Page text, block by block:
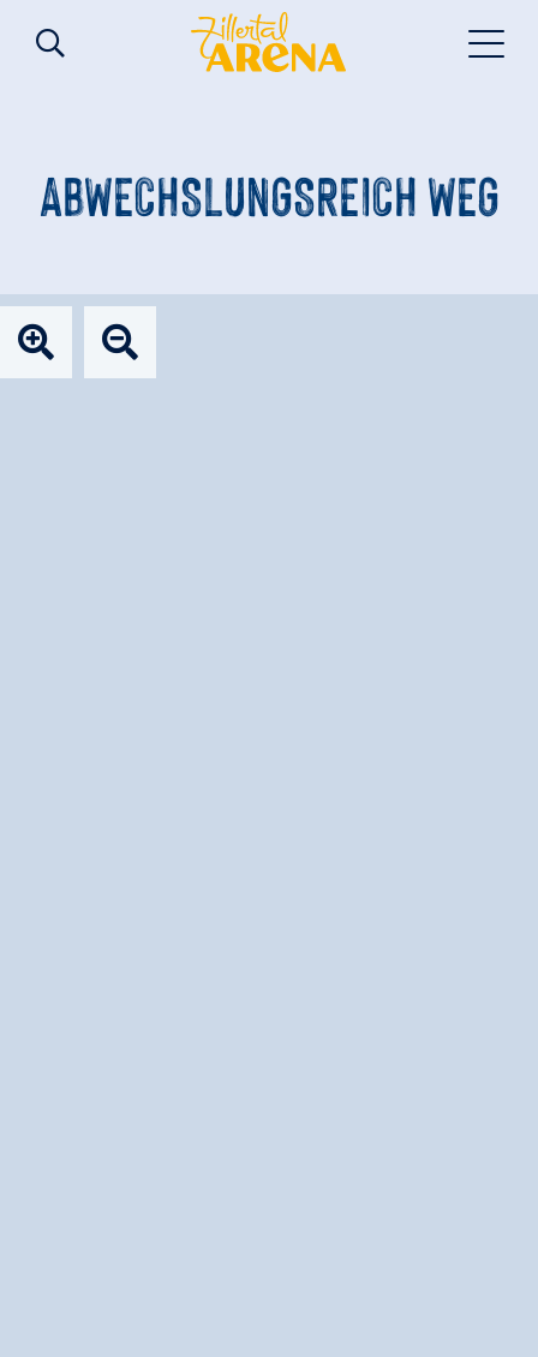
ABWECHSLUNGSREICH WEG